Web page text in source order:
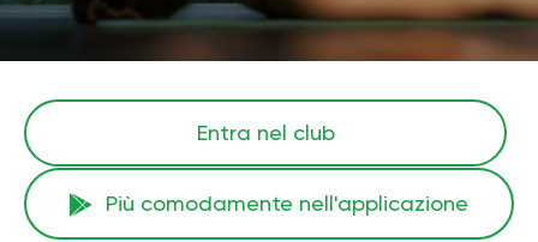
Entra nel club
Più comodamente nell'applicazione